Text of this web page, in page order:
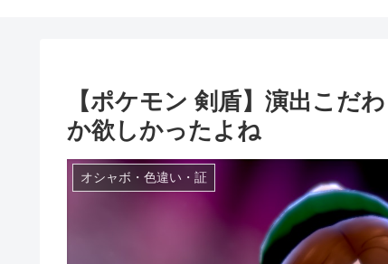
【ポケモン 剣盾】演出こだ
か欲しかったよね
オシャボ・色違い・証